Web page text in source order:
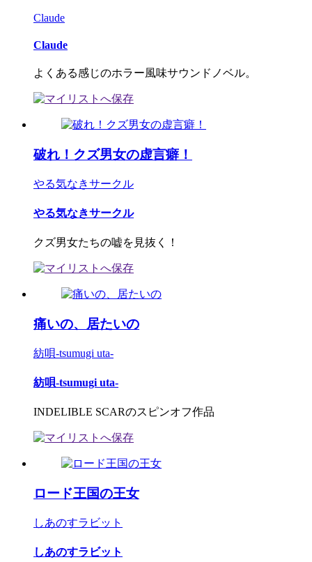
Claude
Claude
よくある感じのホラー風味サウンドノベル。
破れ！クズ男女の虚言癖！
やる気なきサークル
やる気なきサークル
クズ男女たちの嘘を見抜く！
痛いの、居たいの
紡唄-tsumugi uta-
紡唄-tsumugi uta-
INDELIBLE SCARのスピンオフ作品
ロード王国の王女
しあのすラビット
しあのすラビット